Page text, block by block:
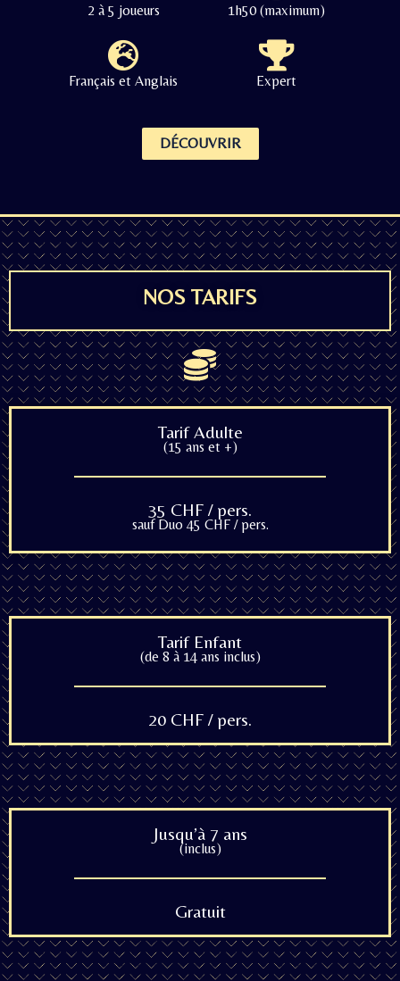
2 à 5 joueurs 1h50 (maximum)
Français et Anglais Expert
DÉCOUVRIR
NOS TARIFS
Tarif Adulte
(15 ans et +)
35 CHF / pers.
sauf Duo 45 CHF / pers.
Tarif Enfant
(de 8 à 14 ans inclus)
20 CHF / pers.
Jusqu’à 7 ans
(inclus)
Gratuit